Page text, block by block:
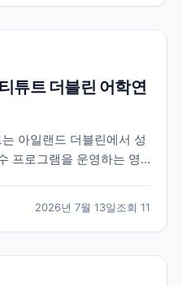
튜트 더블린 어학연
아일랜드 더블린에서 성
프로그램을 운영하는 영
2026년 7월 13일조회 11